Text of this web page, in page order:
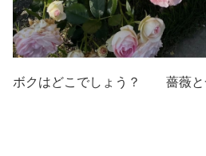
ボクはどこでしょう？ 薔薇と